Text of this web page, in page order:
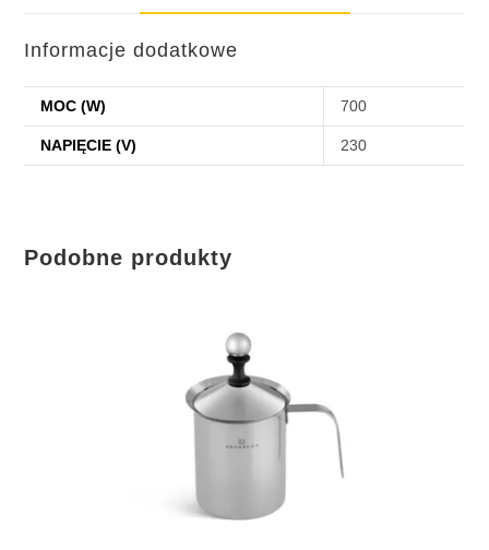
Informacje dodatkowe
MOC (W) 700
NAPIĘCIE (V) 230
Podobne produkty